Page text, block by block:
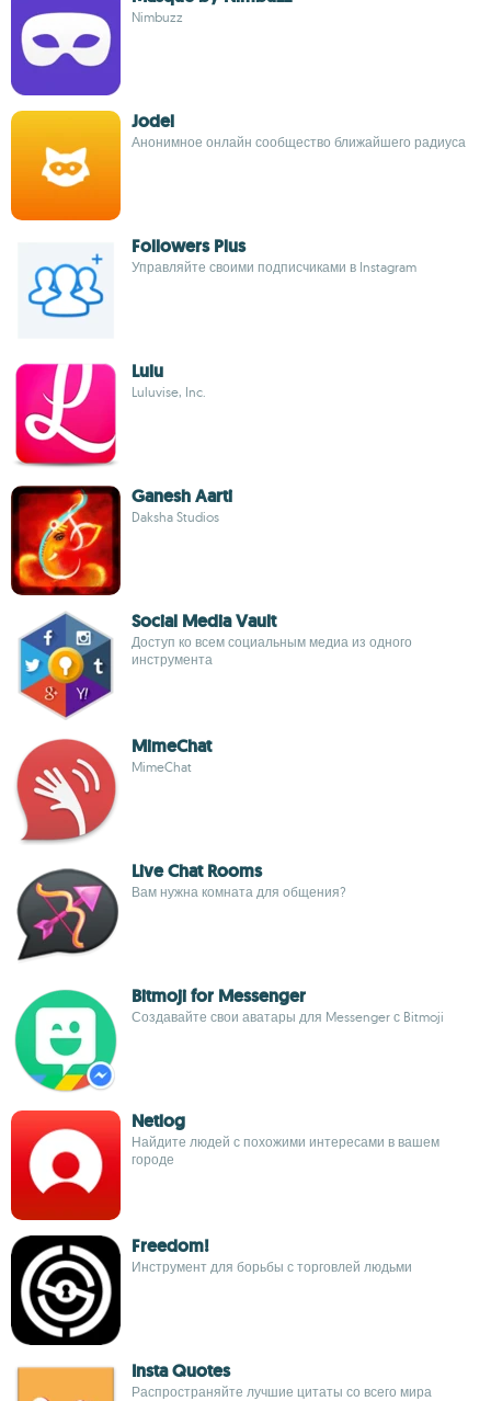
Nimbuzz
Jodel
Анонимное онлайн сообщество ближайшего радиуса
Followers Plus
Управляйте своими подписчиками в Instagram
Lulu
Luluvise, Inc.
Ganesh Aarti
Daksha Studios
Social Media Vault
Доступ ко всем социальным медиа из одного
инструмента
MimeChat
MimeChat
Live Chat Rooms
Вам нужна комната для общения?
Bitmoji for Messenger
Создавайте свои аватары для Messenger с Bitmoji
Netlog
Найдите людей с похожими интересами в вашем
городе
Freedom!
Инструмент для борьбы с торговлей людьми
Insta Quotes
Распространяйте лучшие цитаты со всего мира